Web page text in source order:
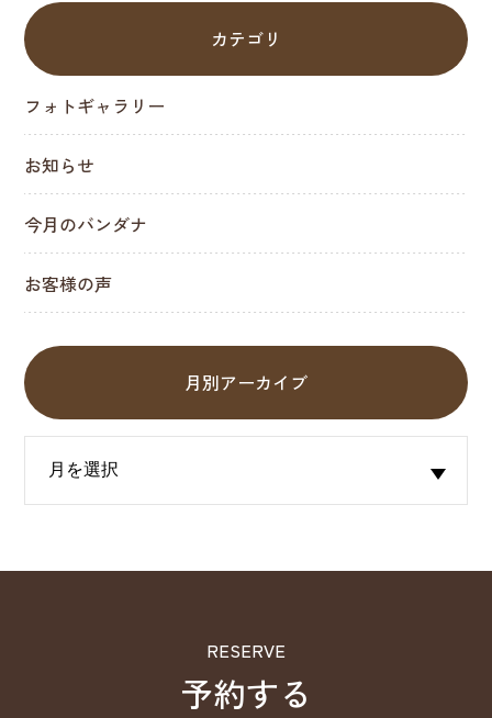
カテゴリ
フォトギャラリー
お知らせ
今月のバンダナ
お客様の声
月別アーカイブ
RESERVE
予約する